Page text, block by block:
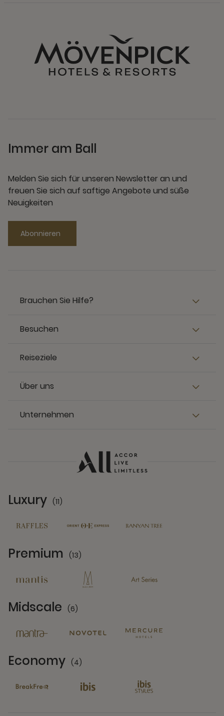
Immer am Ball
Melden Sie sich für unseren Newsletter an und
freuen Sie sich auf saftige Angebote und süße
Neuigkeiten
Abonnieren
Brauchen Sie Hilfe?
Besuchen
Reiseziele
Über uns
Unternehmen
Luxury (11)
Premium (13)
Midscale (6)
Economy (4)